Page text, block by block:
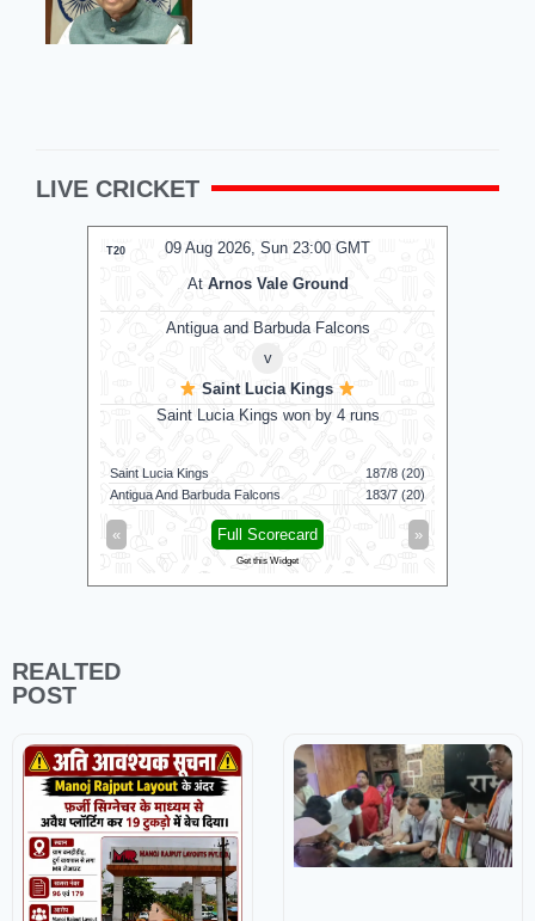
LIVE CRICKET
09 Aug 2026, Sun 23:00 GMT
T20
At Arnos Vale Ground
Antigua and Barbuda Falcons
v
Saint Lucia Kings
Saint Lucia Kings won by 4 runs
Saint Lucia Kings
187/8 (20)
Antigua And Barbuda Falcons
183/7 (20)
« »
Full Scorecard
Get this Widget
REALTED
POST